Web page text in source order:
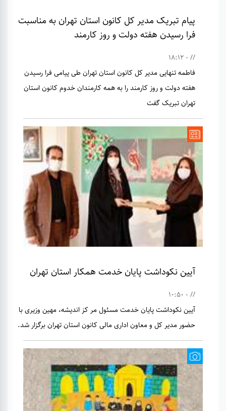
پیام تبریک مدیر کل کانون استان تهران به مناسبت
فرا رسیدن هفته دولت و روز کارمند
// - 18:12
فاطمه تنهایی مدیر کل کانون استان تهران طی پیامی فرا رسیدن
هفته دولت و روز کارمند را به همه کارمندان خدوم کانون استان
تهران تبریک گفت
آیین نکوداشت پایان خدمت همکار استان تهران
// - 10:50
آیین نکوداشت پایان خدمت مسئول مر کز اندیشه، مهین وزیری با
حضور مدیر کل و معاون اداری مالی کانون استان تهران برگزار شد.